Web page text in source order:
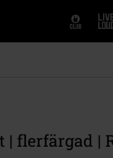
| flerfärgad |